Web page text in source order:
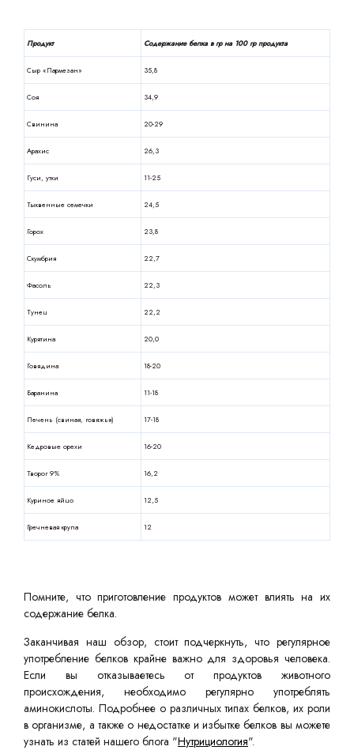
Продукт Содержание белка в гр на 100 гр продукта
Сыр «Пармезан» 35,8
Соя 34,9
Свинина 20-29
Арахис 26,3
Гуси, утки 11-25
Тыквенные семечки 24,5
Горох 23,8
Скумбрия 22,7
Фасоль 22,3
Тунец 22,2
Курятина 20,0
Говядина 18-20
Баранина 11-18
Печень (свиная, говяжья) 17-18
Кедровые орехи 16-20
Творог 9% 16,2
Куриное яйцо 12,5
Гречневая крупа 12
Помните, что приготовление продуктов может влиять на их
содержание белка.
Заканчивая наш обзор, стоит подчеркнуть, что регулярное
употребление белков крайне важно для здоровья человека.
Если вы отказываетесь от продуктов животного
происхождения, необходимо регулярно употреблять
аминокислоты. Подробнее о различных типах белков, их роли
в организме, а также о недостатке и избытке белков вы можете
узнать из статей нашего блога "Нутрициология".